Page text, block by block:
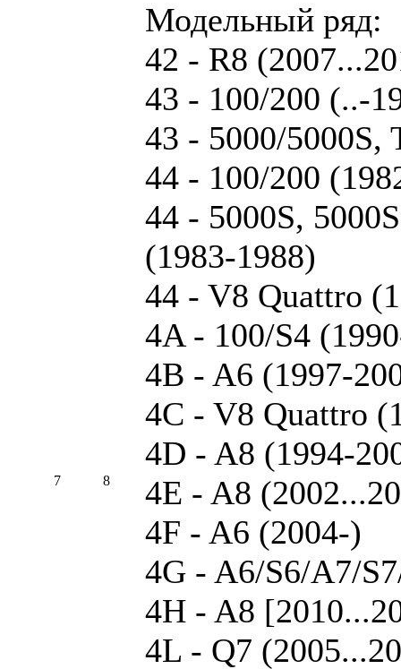
7 8
Модельный ряд:
42 - R8
43 - 100/200 (..-
43 - 5000/5000S,
44 - 100/200
44 - 5000S,
(1983-1988)
44 - V8 Quattro
4A - 100/S4
4B - A6 (1997-
4C - V8 Quattro
4D - A8 (1994-
4E - A8
4F - A6 (2004-)
4G - A6/S6/A7/
4H - A8
4L - Q7